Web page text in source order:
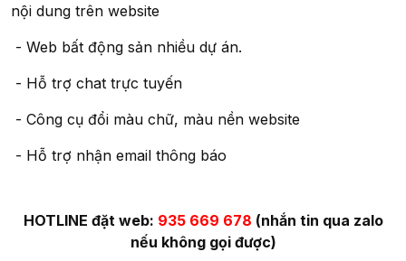
nội dung trên website
- Web bất động sản nhiều dự án.
- Hỗ trợ chat trực tuyến
- Công cụ đổi màu chữ, màu nền website
- Hỗ trợ nhận email thông báo
HOTLINE đặt web: 935 669 678 (nhắn tin qua zalo
nếu không gọi được)